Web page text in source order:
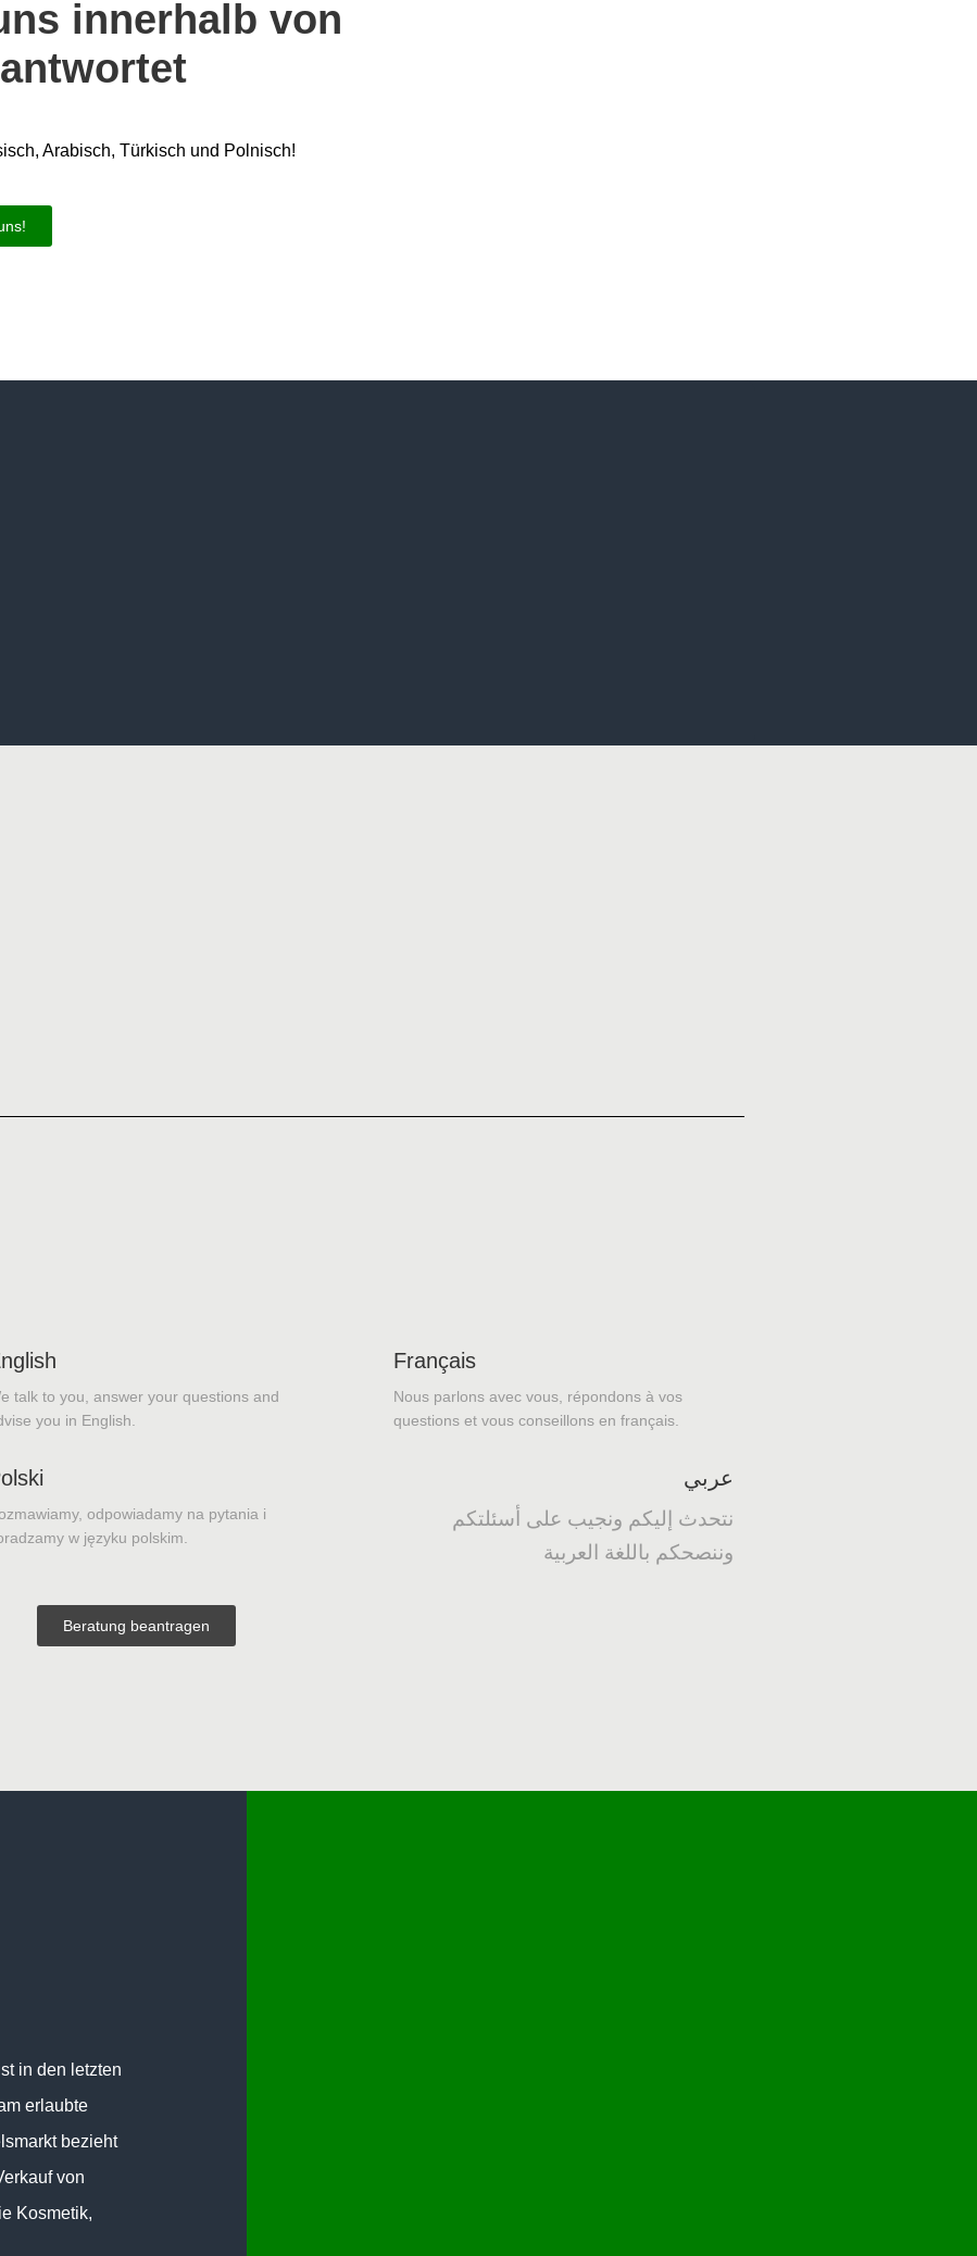
innerhalb von
Arabisch, Türkisch und Polnisch!
talk to you, answer your questions and
you in English.
Français
Nous parlons avec vous, répondons à vos
questions et vous conseillons en français.
odpowiadamy na pytania i
w języku polskim.
عربي
نتحدث إليكم ونجيب على أسئلتكم
وننصحكم باللغة العربية
Beratung beantragen
in den letzten
erlaubte
bezieht
von
Kosmetik,